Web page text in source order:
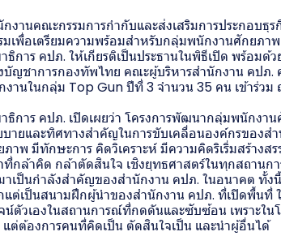
กงานคณะกรรมการกำกับและส่งเสริมการประกอบ
มเพื่อเตรียมความพร้อมสำหรับกลุ่มพนักงานศักยภ
าธิการ คปภ. ให้เกียรติเป็นประธานในพิธีเปิด พร้อ
บัญชาการกองทัพไทย คณะผู้บริหารสำนักงาน คปภ
านในกลุ่ม Top Gun ปีที่ 3 จำนวน 35 คน เข้าร่วม
าธิการ คปภ. เปิดเผยว่า โครงการพัฒนากลุ่มพนักง
ายและทิศทางสำคัญในการขับเคลื่อนองค์กรของส
ภาพ มีทักษะการ คิดวิเคราะห์ มีความคิดริเริ่มสร้าง
ที่กล้าคิด กล้าตัดสินใจ เชิงยุทธศาสตร์ในทุกสถานก
าเป็นกำลังสำคัญของสำนักงาน คปภ. ในอนาคต ทั้
แต่เป็นสนามฝึกผู้นำของสำนักงาน คปภ. ที่เปิดพื้นที่
น์ตัวเองในสถานการณ์ที่กดดันและซับซ้อน เพราะใ
แต่ต้องการคนที่คิดเป็น ตัดสินใจเป็น และนำผู้อื่นได้